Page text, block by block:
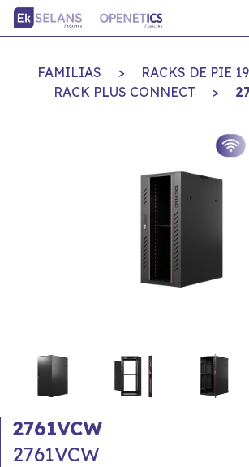
FAMILIAS > RACKS DE PIE
RACK PLUS CONNECT
>
2761VCW
2761VCW